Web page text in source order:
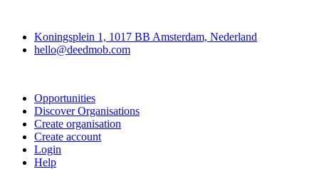
Koningsplein 1, 1017 BB Amsterdam, Nederland
hello@deedmob.com
Opportunities
Discover Organisations
Create organisation
Create account
Login
Help